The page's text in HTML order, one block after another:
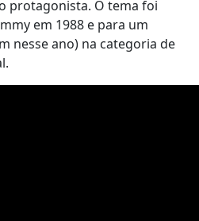
protagonista. O tema foi
em 1988 e para um
nesse ano) na categoria de